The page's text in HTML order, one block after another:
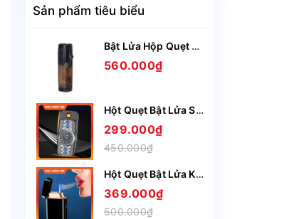
Sản phẩm tiêu biểu
Bật Lửa Hộp Quẹt Gas Lubinski SK44 khò 3 tia nhìn rõ lượng gas, kèm theo đục Cigar cao cấp
560.000₫
Hột Quẹt Bật Lửa Sạc Điện USB Nắp Trượt SZ387 Kiêm Đồng Hồ Cầm Tay Nhỏ Gọn Tiện Lợi -Giao Màu Ngẫu Nhiên
299.000₫
450.000₫
Hột Quẹt Bật Lửa Khò Gas 1 Tia HT23 Cảm Ứng Lắc Tay Có Ô Quan Sát Gas - Giao Màu Ngẫu Nhiên
369.000₫
500.000₫